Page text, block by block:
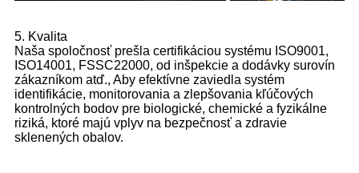
5. Kvalita
Naša spoločnosť prešla certifikáciou systému ISO9001,
ISO14001, FSSC22000, od inšpekcie a dodávky surovín
zákazníkom atď., Aby efektívne zaviedla systém
identifikácie, monitorovania a zlepšovania kľúčových
kontrolných bodov pre biologické, chemické a fyzikálne
riziká, ktoré majú vplyv na bezpečnosť a zdravie
sklenených obalov.